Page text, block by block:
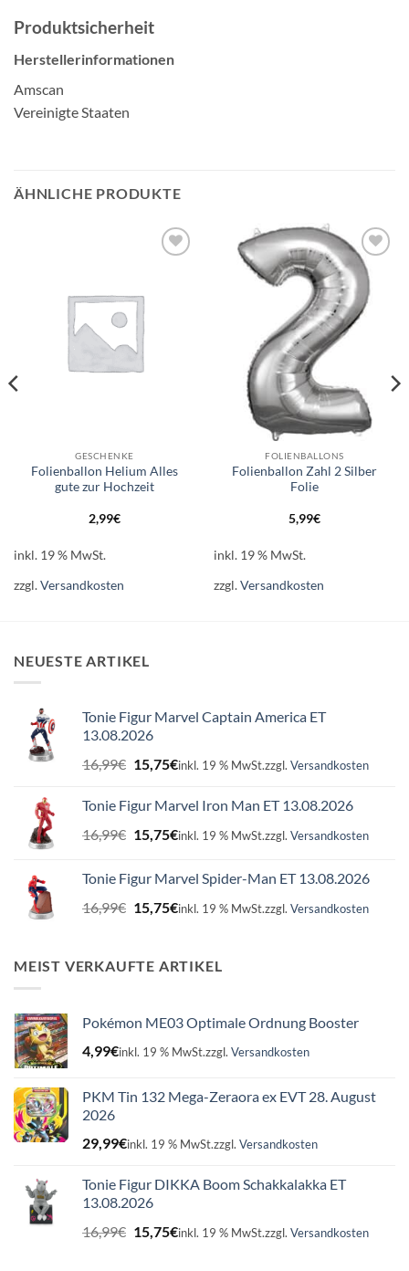
Produktsicherheit
Herstellerinformationen
Amscan
Vereinigte Staaten
ÄHNLICHE PRODUKTE
GESCHENKE
Folienballon Helium Alles
gute zur Hochzeit
2,99€
inkl. 19 % MwSt.
zzgl.Versandkosten
Auf die
Wunschliste
FOLIENBALLONS
Folienballon Zahl 2 Silber
Folie
5,99€
inkl. 19 % MwSt.
zzgl.Versandkosten
NEUESTE ARTIKEL
Tonie Figur Marvel Captain America ET
13.08.2026
16,99€ Ursprünglicher
Preis
16,99€
15,75€Aktueller
15,75€.
inkl. 19 % MwSt.zzgl. Versandkosten
Tonie Figur Marvel Iron Man ET 13.08.2026
16,99€ Ursprünglicher
Preis
16,99€
15,75€Aktueller
15,75€.
inkl. 19 % MwSt.zzgl. Versandkosten
Tonie Figur Marvel Spider-Man ET 13.08.2026
16,99€ Ursprünglicher
Preis
16,99€
15,75€Aktueller
15,75€.
inkl. 19 % MwSt.zzgl. Versandkosten
MEIST VERKAUFTE ARTIKEL
Pokémon ME03 Optimale Ordnung Booster
4,99€inkl. 19 % MwSt.zzgl. Versandkosten
PKM Tin 132 Mega-Zeraora ex EVT 28. August
2026
29,99€inkl. 19 % MwSt.zzgl. Versandkosten
Tonie Figur DIKKA Boom Schakkalakka ET
13.08.2026
16,99€ Ursprünglicher
Preis
15,75€Aktueller
inkl. 19 % MwSt.zzgl. Versandkosten